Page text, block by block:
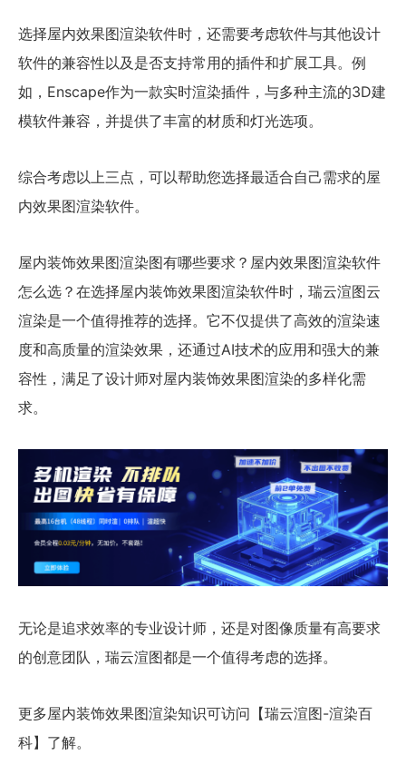
选择屋内效果图渲染软件时，还需要考虑软件与其他设计
软件的兼容性以及是否支持常用的插件和扩展工具。例
如，Enscape作为一款实时渲染插件，与多种主流的3D建
模软件兼容，并提供了丰富的材质和灯光选项。
综合考虑以上三点，可以帮助您选择最适合自己需求的屋
内效果图渲染软件。
屋内装饰效果图渲染图有哪些要求？屋内效果图渲染软件
怎么选？在选择屋内装饰效果图渲染软件时，瑞云渲图云
渲染是一个值得推荐的选择。它不仅提供了高效的渲染速
度和高质量的渲染效果，还通过AI技术的应用和强大的兼
容性，满足了设计师对屋内装饰效果图渲染的多样化需
求。
无论是追求效率的专业设计师，还是对图像质量有高要求
的创意团队，瑞云渲图都是一个值得考虑的选择。
更多屋内装饰效果图渲染知识可访问【瑞云渲图-渲染百
科】了解。